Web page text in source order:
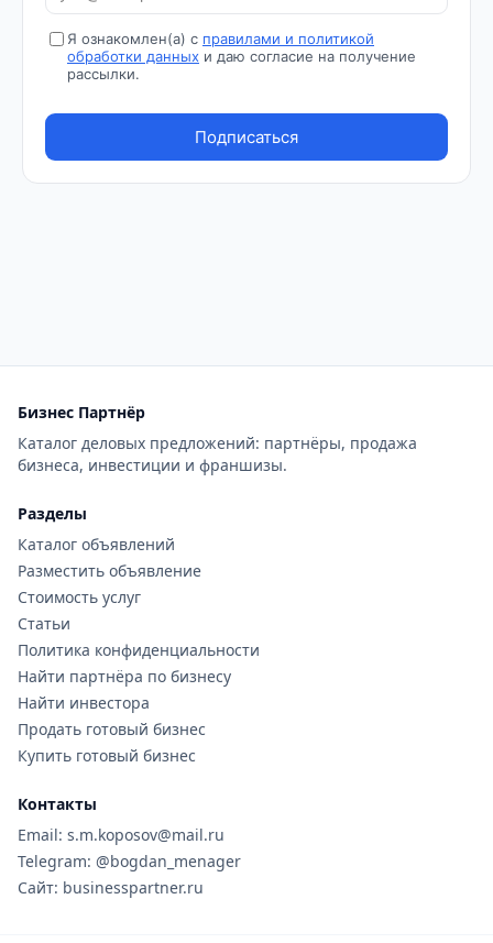
Бизнес Партнёр
Каталог деловых предложений: партнёры, продажа
бизнеса, инвестиции и франшизы.
Разделы
Каталог объявлений
Разместить объявление
Стоимость услуг
Статьи
Политика конфиденциальности
Найти партнёра по бизнесу
Найти инвестора
Продать готовый бизнес
Купить готовый бизнес
Контакты
Email: s.m.koposov@mail.ru
Telegram: @bogdan_menager
Сайт: businesspartner.ru